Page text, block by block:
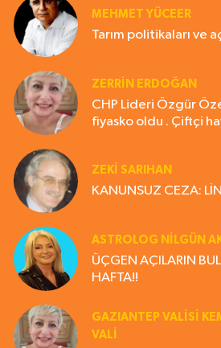
MEHMET YÜCEER
Tarım politikaları ve
ZERRIN ERDOĞAN
CHP Lideri Özgür
fiyasko oldu . Çiftçi
ZEKI SARIHAN
KANUNSUZ CEZA:
ASTROLOG NILGÜN
ÜÇGEN AÇILARIN
HAFTA!!
GAZIANTEP VALISI
VALİ